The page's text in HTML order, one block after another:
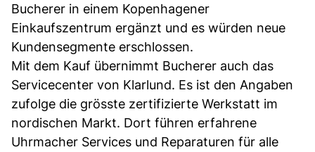
Bucherer in einem Kopenhagener
Einkaufszentrum ergänzt und es würden neue
Kundensegmente erschlossen.
Mit dem Kauf übernimmt Bucherer auch das
Servicecenter von Klarlund. Es ist den Angaben
zufolge die grösste zertifizierte Werkstatt im
nordischen Markt. Dort führen erfahrene
Uhrmacher Services und Reparaturen für alle